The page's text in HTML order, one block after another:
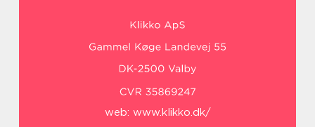
web: www.klikko.dk/